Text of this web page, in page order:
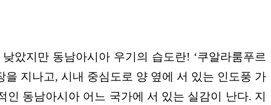
았지만 동남아시아 우기의 습도란! ‘쿠알라룸푸르
을 지나고, 시내 중심도로 양 옆에 서 있는 인도풍 가
동남아시아 어느 국가에 서 있는 실감이 난다. 지